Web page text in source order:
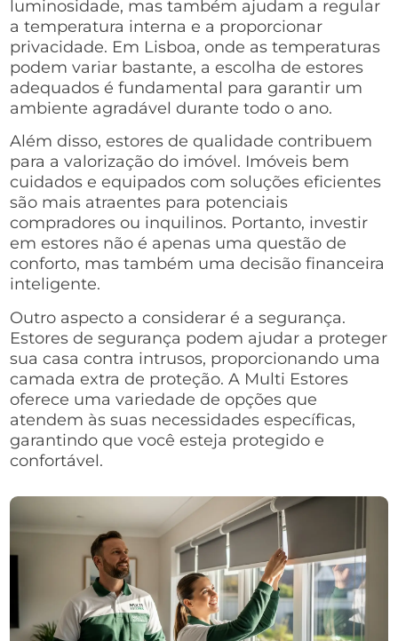
luminosidade, mas também ajudam a regular
a temperatura interna e a proporcionar
privacidade. Em Lisboa, onde as temperaturas
podem variar bastante, a escolha de estores
adequados é fundamental para garantir um
ambiente agradável durante todo o ano.
Além disso, estores de qualidade contribuem
para a valorização do imóvel. Imóveis bem
cuidados e equipados com soluções eficientes
são mais atraentes para potenciais
compradores ou inquilinos. Portanto, investir
em estores não é apenas uma questão de
conforto, mas também uma decisão financeira
inteligente.
Outro aspecto a considerar é a segurança.
Estores de segurança podem ajudar a proteger
sua casa contra intrusos, proporcionando uma
camada extra de proteção. A Multi Estores
oferece uma variedade de opções que
atendem às suas necessidades específicas,
garantindo que você esteja protegido e
confortável.